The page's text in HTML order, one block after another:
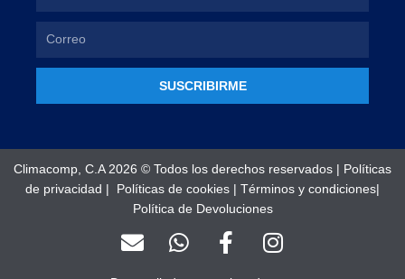
SUSCRIBIRME
Climacomp, C.A 2026 © Todos los derechos reservados | Políticas
de privacidad | Políticas de cookies | Términos y condiciones|
Política de Devoluciones
E
n
W
h
F
a
I
n